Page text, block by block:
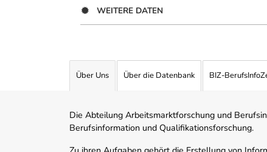
WEITERE DATEN
Über Uns Über die Datenbank BIZ-
Die Abteilung Arbeitsmarktforschung und
Berufsinformation und Qualifikationsforschung.